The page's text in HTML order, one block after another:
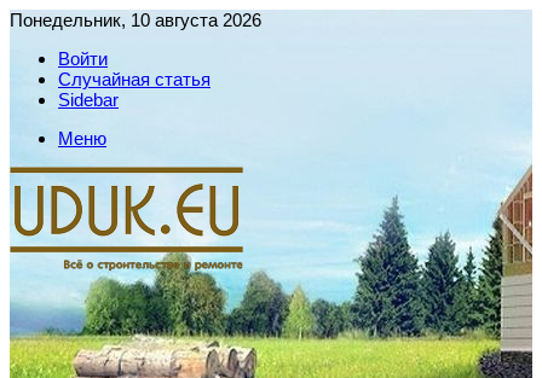
Понедельник, 10 августа 2026
Войти
Случайная статья
Sidebar
Меню